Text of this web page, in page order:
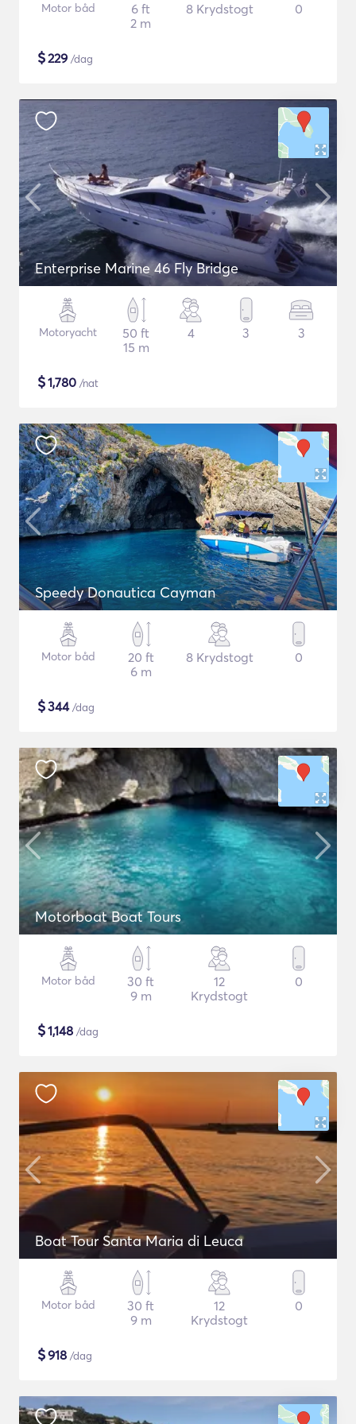
Motor båd
6 ft
2 m
8 Krydstogt 0
$229 /dag
Enterprise Marine 46 Fly Bridge
Motoryacht
50 ft
15 m
4 3 3
$1,780 /nat
Speedy Donautica Cayman
Motor båd
20 ft
6 m
8 Krydstogt 0
$344/dag
Motorboat Boat Tours
Motor båd
30 ft
9 m
12
Krydstogt
0
$1,148 /dag
Boat Tour Santa Maria di Leuca
Motor båd
30 ft
9 m
12
Krydstogt
0
$918 /dag